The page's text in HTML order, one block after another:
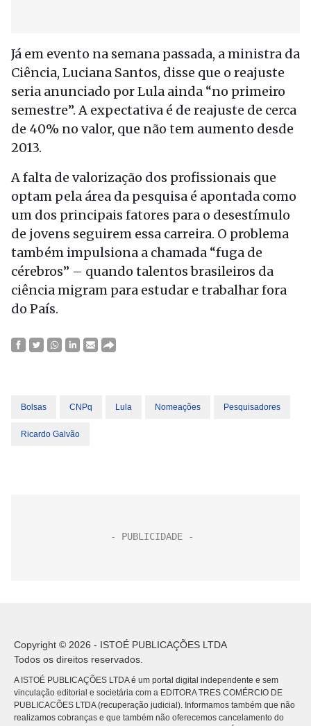
Já em evento na semana passada, a ministra da
Ciência, Luciana Santos, disse que o reajuste
seria anunciado por Lula ainda “no primeiro
semestre”. A expectativa é de reajuste de cerca
de 40% no valor, que não tem aumento desde
2013.
A falta de valorização dos profissionais que
optam pela área da pesquisa é apontada como
um dos principais fatores para o desestímulo
de jovens seguirem essa carreira. O problema
também impulsiona a chamada “fuga de
cérebros” – quando talentos brasileiros da
ciência migram para estudar e trabalhar fora
do País.
Bolsas CNPq Lula Nomeações Pesquisadores
Ricardo Galvão
Copyright © 2026 - ISTOÉ PUBLICAÇÕES LTDA
Todos os direitos reservados.
A ISTOÉ PUBLICAÇÕES LTDA é um portal digital independente e sem
vinculação editorial e societária com a EDITORA TRES COMÉRCIO DE
PUBLICACÕES LTDA (recuperação judicial). Informamos também que não
realizamos cobranças e que também não oferecemos cancelamento do